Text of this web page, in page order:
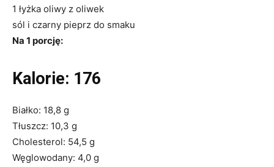
1 łyżka oliwy z oliwek
sól i czarny pieprz do smaku
Na 1 porcję:
Kalorie: 176
Białko: 18,8 g
Tłuszcz: 10,3 g
Cholesterol: 54,5 g
Węglowodany: 4,0 g